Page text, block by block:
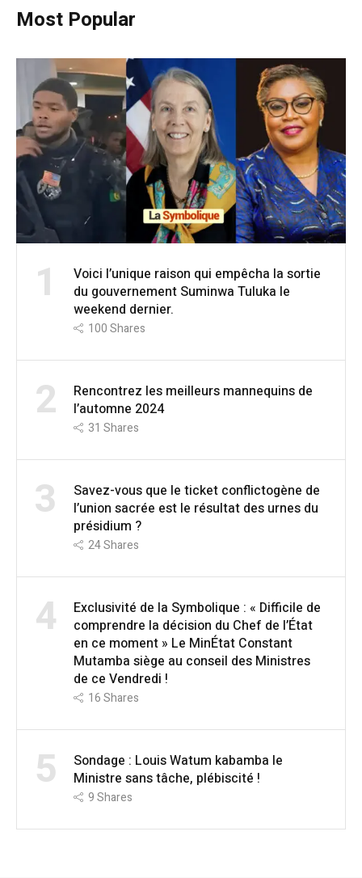
Most Popular
1
Voici l’unique raison qui empêcha la sortie
du gouvernement Suminwa Tuluka le
weekend dernier.
100Shares
2
Rencontrez les meilleurs mannequins de
l’automne 2024
31 Shares
3
Savez-vous que le ticket conflictogène de
l’union sacrée est le résultat des urnes du
présidium ?
24Shares
4
Exclusivité de la Symbolique : « Difficile de
comprendre la décision du Chef de l’État
en ce moment » Le MinÉtat Constant
Mutamba siège au conseil des Ministres
de ce Vendredi !
16Shares
5
Sondage : Louis Watum kabamba le
Ministre sans tâche, plébiscité !
9Shares